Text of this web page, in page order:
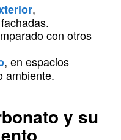
,
con otros
, en espacios
ambiente.
y su